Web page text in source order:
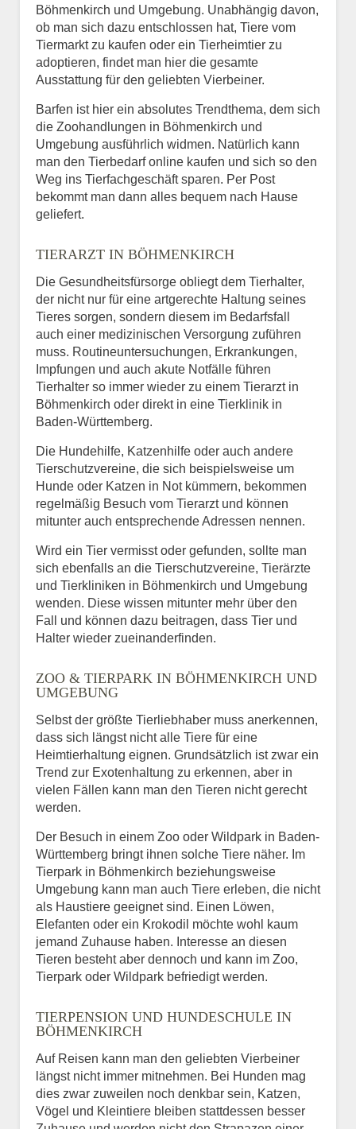
Böhmenkirch und Umgebung. Unabhängig davon,
ob man sich dazu entschlossen hat, Tiere vom
Tiermarkt zu kaufen oder ein Tierheimtier zu
adoptieren, findet man hier die gesamte
Ausstattung für den geliebten Vierbeiner.
Barfen ist hier ein absolutes Trendthema, dem sich
die Zoohandlungen in Böhmenkirch und
Umgebung ausführlich widmen. Natürlich kann
man den Tierbedarf online kaufen und sich so den
Weg ins Tierfachgeschäft sparen. Per Post
bekommt man dann alles bequem nach Hause
geliefert.
TIERARZT IN BÖHMENKIRCH
Die Gesundheitsfürsorge obliegt dem Tierhalter,
der nicht nur für eine artgerechte Haltung seines
Tieres sorgen, sondern diesem im Bedarfsfall
auch einer medizinischen Versorgung zuführen
muss. Routineuntersuchungen, Erkrankungen,
Impfungen und auch akute Notfälle führen
Tierhalter so immer wieder zu einem Tierarzt in
Böhmenkirch oder direkt in eine Tierklinik in
Baden-Württemberg.
Die Hundehilfe, Katzenhilfe oder auch andere
Tierschutzvereine, die sich beispielsweise um
Hunde oder Katzen in Not kümmern, bekommen
regelmäßig Besuch vom Tierarzt und können
mitunter auch entsprechende Adressen nennen.
Wird ein Tier vermisst oder gefunden, sollte man
sich ebenfalls an die Tierschutzvereine, Tierärzte
und Tierkliniken in Böhmenkirch und Umgebung
wenden. Diese wissen mitunter mehr über den
Fall und können dazu beitragen, dass Tier und
Halter wieder zueinanderfinden.
ZOO & TIERPARK IN BÖHMENKIRCH UND
UMGEBUNG
Selbst der größte Tierliebhaber muss anerkennen,
dass sich längst nicht alle Tiere für eine
Heimtierhaltung eignen. Grundsätzlich ist zwar ein
Trend zur Exotenhaltung zu erkennen, aber in
vielen Fällen kann man den Tieren nicht gerecht
werden.
Der Besuch in einem Zoo oder Wildpark in Baden-
Württemberg bringt ihnen solche Tiere näher. Im
Tierpark in Böhmenkirch beziehungsweise
Umgebung kann man auch Tiere erleben, die nicht
als Haustiere geeignet sind. Einen Löwen,
Elefanten oder ein Krokodil möchte wohl kaum
jemand Zuhause haben. Interesse an diesen
Tieren besteht aber dennoch und kann im Zoo,
Tierpark oder Wildpark befriedigt werden.
TIERPENSION UND HUNDESCHULE IN
BÖHMENKIRCH
Auf Reisen kann man den geliebten Vierbeiner
längst nicht immer mitnehmen. Bei Hunden mag
dies zwar zuweilen noch denkbar sein, Katzen,
Vögel und Kleintiere bleiben stattdessen besser